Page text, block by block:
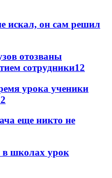
искал, он сам решил
отозваны
сотрудники12
урока ученики
еще никто не
в школах урок